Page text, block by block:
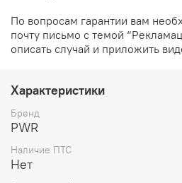
По вопросам гарантии вам
почту письмо с темой
описать случай и приложить
Характеристики
Бренд
PWR
Наличие ПТС
Нет